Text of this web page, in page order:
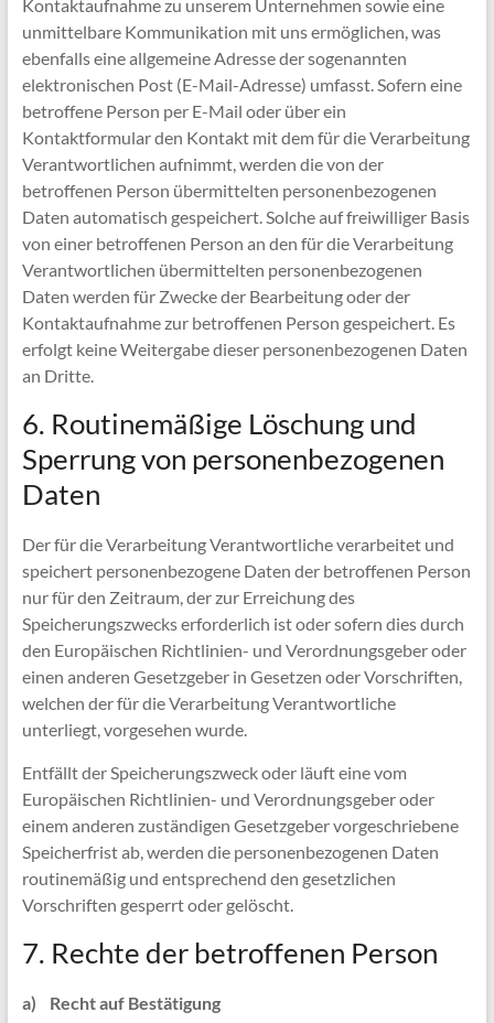
Kontaktaufnahme zu unserem Unternehmen sowie eine
unmittelbare Kommunikation mit uns ermöglichen, was
ebenfalls eine allgemeine Adresse der sogenannten
elektronischen Post (E-Mail-Adresse) umfasst. Sofern eine
betroffene Person per E-Mail oder über ein
Kontaktformular den Kontakt mit dem für die Verarbeitung
Verantwortlichen aufnimmt, werden die von der
betroffenen Person übermittelten personenbezogenen
Daten automatisch gespeichert. Solche auf freiwilliger Basis
von einer betroffenen Person an den für die Verarbeitung
Verantwortlichen übermittelten personenbezogenen
Daten werden für Zwecke der Bearbeitung oder der
Kontaktaufnahme zur betroffenen Person gespeichert. Es
erfolgt keine Weitergabe dieser personenbezogenen Daten
an Dritte.
6. Routinemäßige Löschung und
Sperrung von personenbezogenen
Daten
Der für die Verarbeitung Verantwortliche verarbeitet und
speichert personenbezogene Daten der betroffenen Person
nur für den Zeitraum, der zur Erreichung des
Speicherungszwecks erforderlich ist oder sofern dies durch
den Europäischen Richtlinien- und Verordnungsgeber oder
einen anderen Gesetzgeber in Gesetzen oder Vorschriften,
welchen der für die Verarbeitung Verantwortliche
unterliegt, vorgesehen wurde.
Entfällt der Speicherungszweck oder läuft eine vom
Europäischen Richtlinien- und Verordnungsgeber oder
einem anderen zuständigen Gesetzgeber vorgeschriebene
Speicherfrist ab, werden die personenbezogenen Daten
routinemäßig und entsprechend den gesetzlichen
Vorschriften gesperrt oder gelöscht.
7. Rechte der betroffenen Person
a) Recht auf Bestätigung